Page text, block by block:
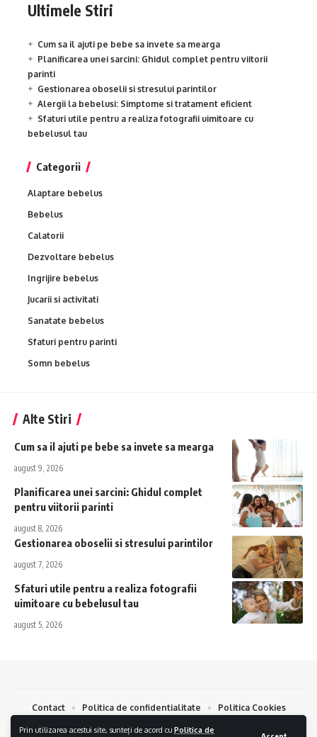
Prin utilizarea acestui site, sunteți de acord cu Politica de
Ultimele Stiri
Cum sa il ajuti pe bebe sa invete sa mearga
Planificarea unei sarcini: Ghidul complet pentru viitorii
parinti
Gestionarea oboselii si stresului parintilor
Alergii la bebelusi: Simptome si tratament eficient
Sfaturi utile pentru a realiza fotografii uimitoare cu
bebelusul tau
Categorii
Alaptare bebelus
Bebelus
Calatorii
Dezvoltare bebelus
Ingrijire bebelus
Jucarii si activitati
Sanatate bebelus
Sfaturi pentru parinti
Somn bebelus
Alte Stiri
Cum sa il ajuti pe bebe sa invete sa mearga
august 9, 2026
Planificarea unei sarcini: Ghidul complet
pentru viitorii parinti
august 8, 2026
Gestionarea oboselii si stresului parintilor
august 7, 2026
Sfaturi utile pentru a realiza fotografii
uimitoare cu bebelusul tau
august 5, 2026
Bebelus.eu © 2024. Toate drepturile Rezervate.Creare Magazin Online
Contact Politica de confidentialitate Politica Cookies